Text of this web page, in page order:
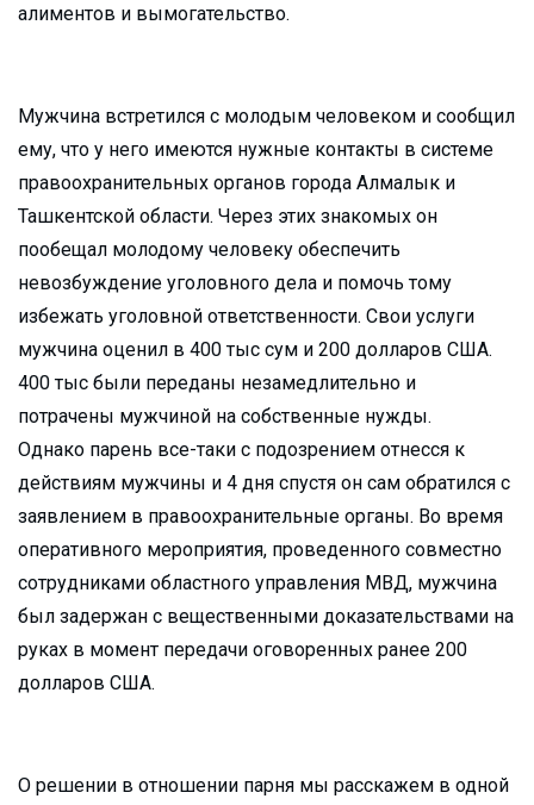
алиментов и вымогательство.
Мужчина встретился с молодым человеком и сообщил
ему, что у него имеются нужные контакты в системе
правоохранительных органов города Алмалык и
Ташкентской области. Через этих знакомых он
пообещал молодому человеку обеспечить
невозбуждение уголовного дела и помочь тому
избежать уголовной ответственности. Свои услуги
мужчина оценил в 400 тыс сум и 200 долларов США.
400 тыс были переданы незамедлительно и
потрачены мужчиной на собственные нужды.
Однако парень все-таки с подозрением отнесся к
действиям мужчины и 4 дня спустя он сам обратился с
заявлением в правоохранительные органы. Во время
оперативного мероприятия, проведенного совместно
сотрудниками областного управления МВД, мужчина
был задержан с вещественными доказательствами на
руках в момент передачи оговоренных ранее 200
долларов США.
О решении в отношении парня мы расскажем в одной